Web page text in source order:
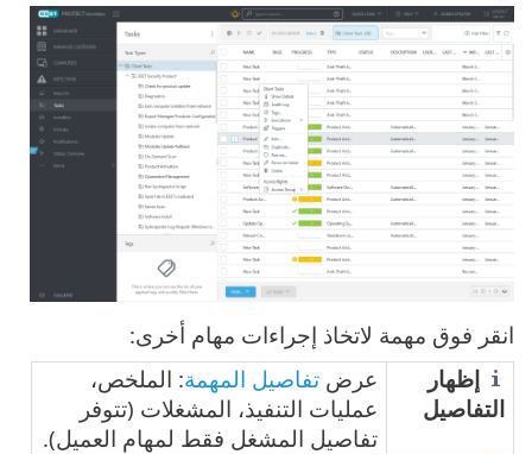
انقر فوق مهمة لاتخاذ إجراءات مهام أخرى:
إظهار
التفاصيل
عرض تفاصيل المهمة: الملخص،
عمليات التنفيذ، المشغلات (تتوفر
تفاصيل المشغل فقط لمهام العميل).